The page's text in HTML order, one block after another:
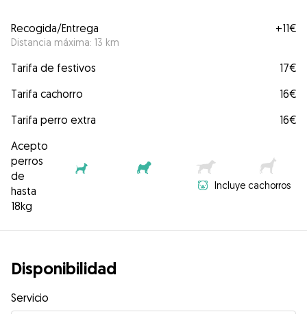
Recogida/Entrega
Distancia máxima: 13 km
+11€
Tarifa de festivos
17€
Tarifa cachorro
16€
Tarifa perro extra
16€
Acepto
perros
de
hasta
18kg
Incluye cachorros
Disponibilidad
Servicio